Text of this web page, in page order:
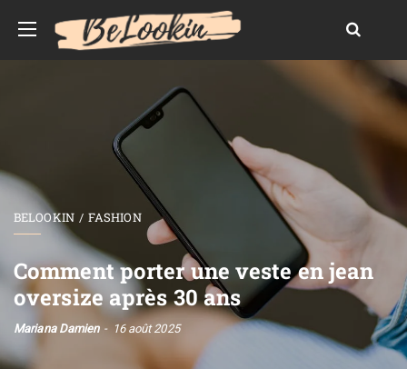
BELOOKIN FASHION
Comment porter une veste en jean
oversize après 30 ans
Mariana Damien 16 août 2025